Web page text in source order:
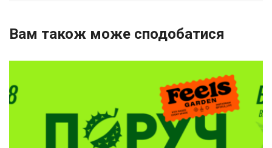
Вам також може сподобатися